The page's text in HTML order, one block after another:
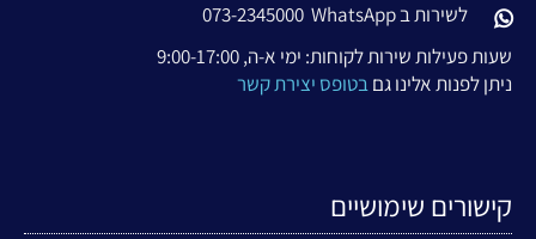
לשירות ב WhatsApp
073-2345000
שעות פעילות שירות לקוחות: ימי א-ה, 9:00-17:00
ניתן לפנות אלינו גםבטופס יצירת קשר
קישורים שימושיים